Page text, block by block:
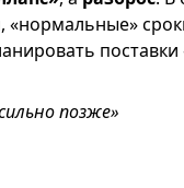
позже»